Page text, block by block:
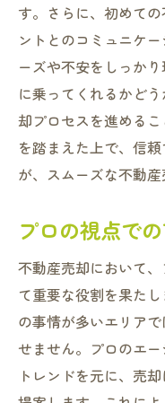
す。さらに、初めて
ントとのコミュニケ
ーズや不安をしっか
に乗ってくれるかど
却プロセスを進める
を踏まえた上で、信
が、スムーズな不動産
プロの視点で
不動産売却において
て重要な役割を果た
の事情が多いエリア
せません。プロのエ
トレンドを元に、売